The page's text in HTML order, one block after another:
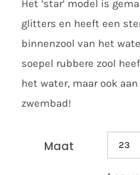
Het ’star’ model is
glitters en heeft een
binnenzool van het
soepel rubbere zool
het water, maar ook
zwembad!
Maat